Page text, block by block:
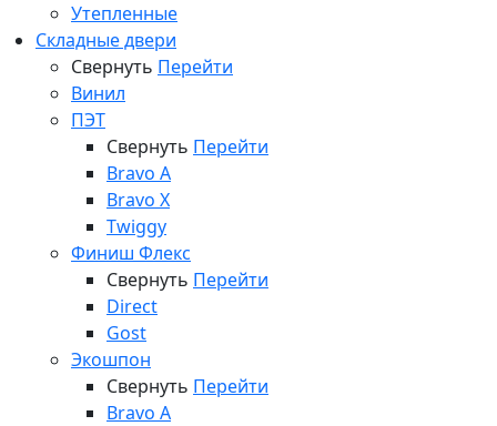
Утепленные
Складные двери
Свернуть Перейти
Винил
ПЭТ
Свернуть Перейти
Bravo A
Bravo X
Twiggy
Финиш Флекс
Свернуть Перейти
Direct
Gost
Экошпон
Свернуть Перейти
Bravo A